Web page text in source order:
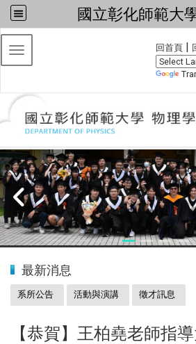
國立彰化師範大
回首頁 |
Toggle navigation
最新消息
系所公告 活動與演講 徵才訊息
【恭賀】王柏堯老師指